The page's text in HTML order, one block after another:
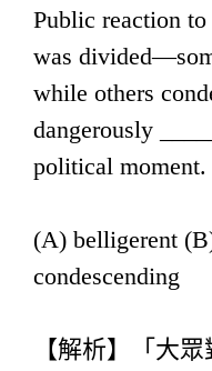
Public reaction to
was
while others
dangerously
political moment.
(A) belligerent
condescending
【解析】「大